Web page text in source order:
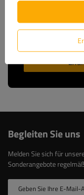
umfassenden
Zugriff auf
bewährte
Begleiten Sie uns
Melden Sie sich für
Sonderangebote
Geben Sie Ihre E-Mail-